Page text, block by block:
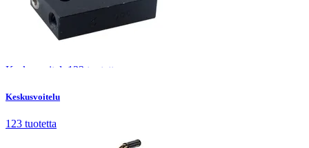
Keskusvoitelu 123 tuotetta
Keskusvoitelu
123 tuotetta